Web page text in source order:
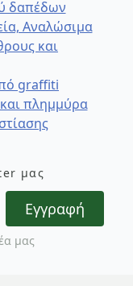
δαπέδων
Αναλώσιμα
και
graffiti
πλημμύρα
μας
Εγγραφή
μας